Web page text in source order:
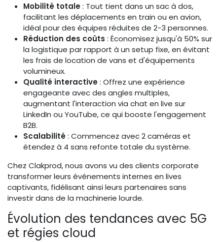
Mobilité totale: Tout tient dans un sac à dos,
facilitant les déplacements en train ou en avion,
idéal pour des équipes réduites de 2-3 personnes.
Réduction des coûts : Économisez jusqu'à 50% sur
la logistique par rapport à un setup fixe, en évitant
les frais de location de vans et d'équipements
volumineux.
Qualité interactive: Offrez une expérience
engageante avec des angles multiples,
augmentant l'interaction via chat en live sur
LinkedIn ou YouTube, ce qui booste l'engagement
B2B.
Scalabilité: Commencez avec 2 caméras et
étendez à 4 sans refonte totale du système.
Chez Clakprod, nous avons vu des clients corporate
transformer leurs événements internes en lives
captivants, fidélisant ainsi leurs partenaires sans
investir dans de la machinerie lourde.
Évolution des tendances avec 5G
et régies cloud